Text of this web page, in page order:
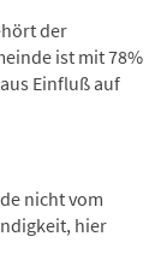
der
ist mit 78%
Einfluß auf
nicht vom
hier